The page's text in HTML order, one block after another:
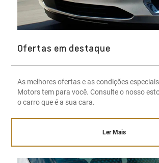
Ofertas em destaque
As melhores ofertas e as condições
Motors tem para você. Consulte o nosso
o carro que é a sua cara.
Ler Mais